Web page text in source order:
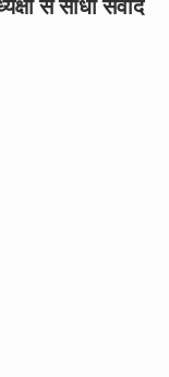
से सीधा संवाद